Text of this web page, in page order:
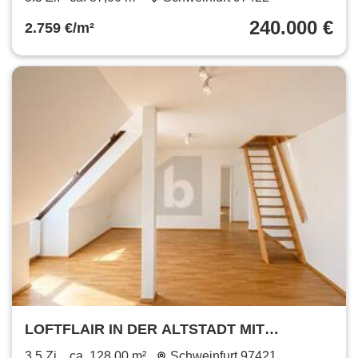
2.759 €/m² 240.000 €
LOFTFLAIR IN DER ALTSTADT MIT
DACHTERRASSE